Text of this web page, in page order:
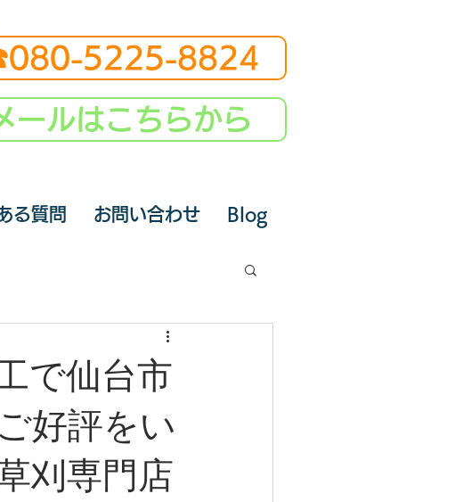
5225-8824
ールはこちらから
る質問 お問い合わせ Blog
で仙台市
好評をい
刈専門店